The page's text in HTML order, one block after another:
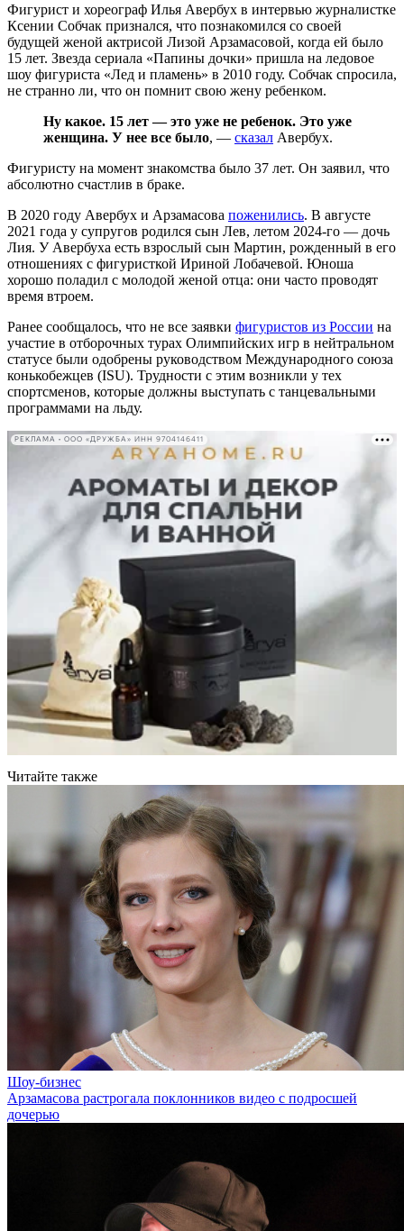
Фигурист и хореограф Илья Авербух в интервью журналистке
Ксении Собчак признался, что познакомился со своей
будущей женой актрисой Лизой Арзамасовой, когда ей было
15 лет. Звезда сериала «Папины дочки» пришла на ледовое
шоу фигуриста «Лед и пламень» в 2010 году. Собчак спросила,
не странно ли, что он помнит свою жену ребенком.
Ну какое. 15 лет — это уже не ребенок. Это уже
женщина. У нее все было, — сказал Авербух.
Фигуристу на момент знакомства было 37 лет. Он заявил, что
абсолютно счастлив в браке.
В 2020 году Авербух и Арзамасова поженились. В августе
2021 года у супругов родился сын Лев, летом 2024-го — дочь
Лия. У Авербуха есть взрослый сын Мартин, рожденный в его
отношениях с фигуристкой Ириной Лобачевой. Юноша
хорошо поладил с молодой женой отца: они часто проводят
время втроем.
Ранее сообщалось, что не все заявки фигуристов из России на
участие в отборочных турах Олимпийских игр в нейтральном
статусе были одобрены руководством Международного союза
конькобежцев (ISU). Трудности с этим возникли у тех
спортсменов, которые должны выступать с танцевальными
программами на льду.
РЕКЛАМА • ООО «ДРУЖБА» ИНН 9704146411
Читайте также
Шоу-бизнес
Арзамасова растрогала поклонников видео с подросшей
дочерью